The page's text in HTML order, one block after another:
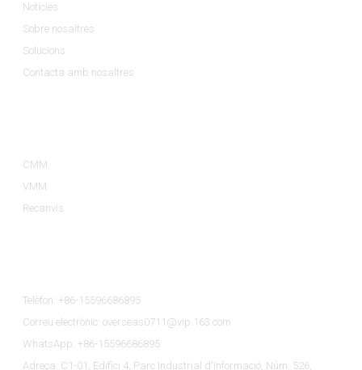
Notícies
Sobre nosaltres
Solucions
Contacta amb nosaltres
CMM
VMM
Recanvis
Telèfon: +86-15596686895
Correu electrònic: overseas0711@vip.163.com
WhatsApp: +86-15596686895
Adreça: C1-01, Edifici 4, Parc Industrial d'Informació, Núm. 526,